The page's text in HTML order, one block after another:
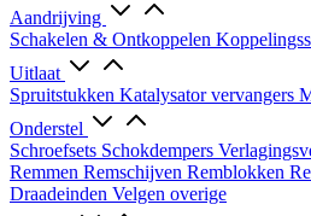
Aandrijving
Schakelen & Ontkoppelen
Uitlaat
Spruitstukken Katalysator vervangers
Onderstel
Schroefsets Schokdempers
Remmen Remschijven Remblokken
Draadeinden Velgen overige